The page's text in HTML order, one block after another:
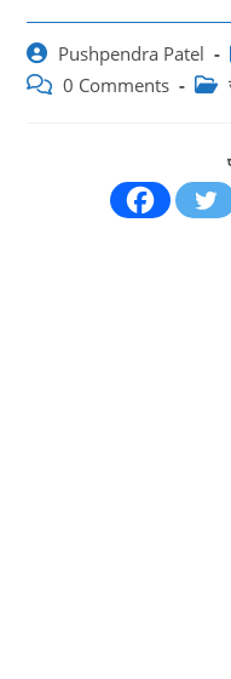
Post
author:
Pushpendra Patel
Post 0 Comments
Post